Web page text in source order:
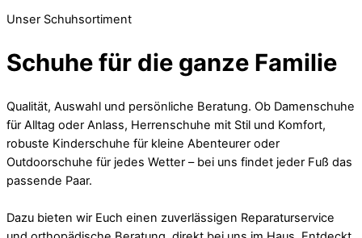
Unser Schuhsortiment
Schuhe für die ganze Familie
Qualität, Auswahl und persönliche Beratung. Ob Damenschuhe
für Alltag oder Anlass, Herrenschuhe mit Stil und Komfort,
robuste Kinderschuhe für kleine Abenteurer oder
Outdoorschuhe für jedes Wetter – bei uns findet jeder Fuß das
passende Paar.
Dazu bieten wir Euch einen zuverlässigen Reparaturservice